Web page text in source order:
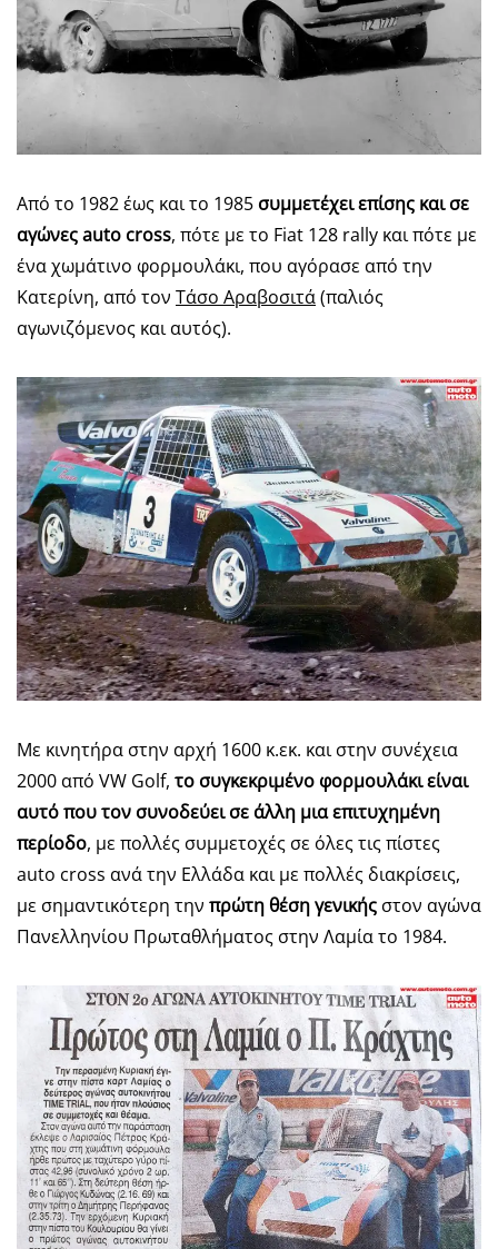
Από το 1982 έως και το 1985 συμμετέχει επίσης και σε
αγώνες auto cross, πότε με το Fiat 128 rally και πότε με
ένα χωμάτινο φορμουλάκι, που αγόρασε από την
Κατερίνη, από τον Τάσο Αραβοσιτά(παλιός
αγωνιζόμενος και αυτός).
Με κινητήρα στην αρχή 1600 κ.εκ. και στην συνέχεια
2000 από VW Golf, το συγκεκριμένο φορμουλάκι είναι
αυτό που τον συνοδεύει σε άλλη μια επιτυχημένη
περίοδο, με πολλές συμμετοχές σε όλες τις πίστες
auto cross ανά την Ελλάδα και με πολλές διακρίσεις,
με σημαντικότερη την πρώτη θέση γενικής στον αγώνα
Πανελληνίου Πρωταθλήματος στην Λαμία το 1984.